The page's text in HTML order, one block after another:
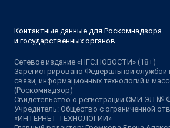
Контактные данные для Роскомнадзора
и государственных органов
Сетевое издание «НГС.НОВОСТИ» (18+)
Зарегистрировано Федеральной службой
связи, информационных технологий и
(Роскомнадзор)
Свидетельство о регистрации СМИ ЭЛ №
Учредитель: Общество с ограниченной
«ИНТЕРНЕТ ТЕХНОЛОГИИ»